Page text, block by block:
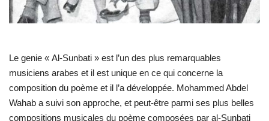
English Swahili español
French
Le genie « Al-Sunbati » est l’un des plus remarquables
musiciens arabes et il est unique en ce qui concerne la
composition du poème et il l’a développée. Mohammed Abdel
Wahab a suivi son approche, et peut-être parmi ses plus belles
compositions musicales du poème composées par al-Sunbati